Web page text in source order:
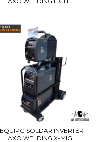
EQUIPO SOLDAR INVERTER
AXO WELDING X-MIG...